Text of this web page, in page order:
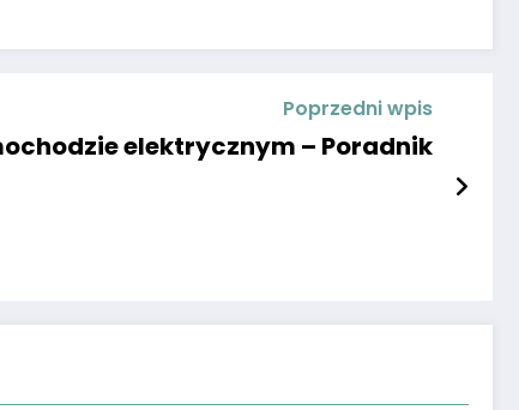
Poprzedni wpis
elektrycznym – Poradnik